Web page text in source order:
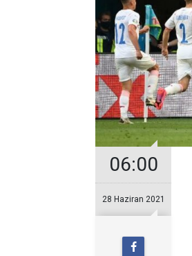
06:00
28 Haziran 2021